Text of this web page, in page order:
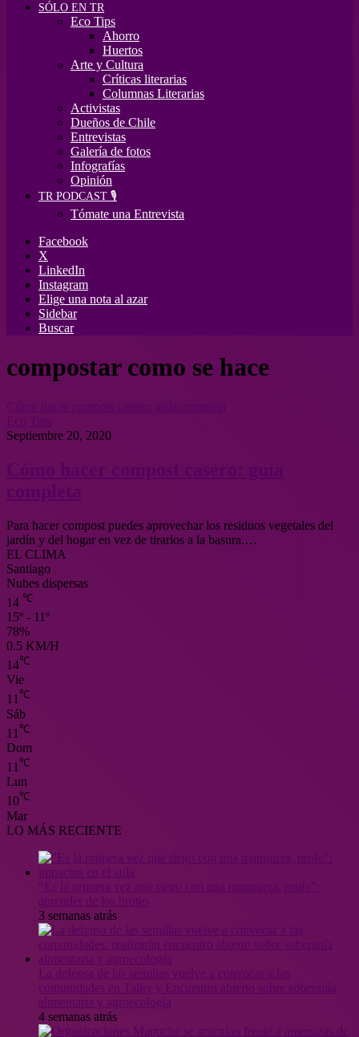
SÓLO EN TR
Eco Tips
Ahorro
Huertos
Arte y Cultura
Críticas literarias
Columnas Literarias
Activistas
Dueños de Chile
Entrevistas
Galería de fotos
Infografías
Opinión
TR PODCAST 🎙️
Tómate una Entrevista
Facebook
X
LinkedIn
Instagram
Elige una nota al azar
Sidebar
Buscar
compostar como se hace
Septiembre 20, 2020
Para hacer compost puedes aprovechar los residuos vegetales del
jardín y del hogar en vez de tirarlos a la basura.…
EL CLIMA
Santiago
Nubes dispersas
14 ℃
15º - 11º
78%
0.5 KM/H
14℃
Vie
11℃
Sáb
11 ℃
Dom
11 ℃
Lun
10℃
Mar
LO MÁS RECIENTE
3 semanas atrás
4 semanas atrás